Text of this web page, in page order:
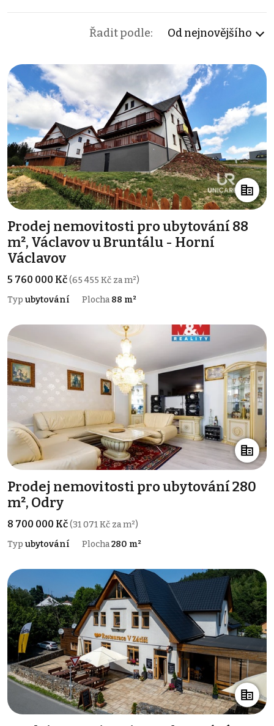
Řadit podle: Od nejnovějšího
Prodej nemovitosti pro ubytování 88
m², Václavov u Bruntálu - Horní
Václavov
5 760 000 Kč(65 455 Kč za m²)
Typ ubytování Plocha 88 m²
Prodej nemovitosti pro ubytování 280
m², Odry
8 700 000 Kč(31 071 Kč za m²)
Typ ubytování Plocha280 m²